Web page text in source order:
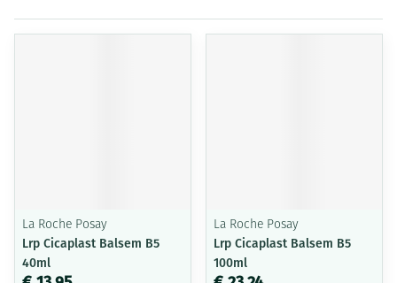
La Roche Posay
Lrp Cicaplast Balsem B5
40ml
La Roche Posay
Lrp Cicaplast Balsem B5
100ml